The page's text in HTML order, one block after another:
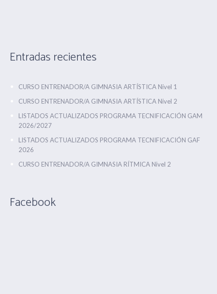
Entradas recientes
CURSO ENTRENADOR/A GIMNASIA ARTÍSTICA Nivel 1
CURSO ENTRENADOR/A GIMNASIA ARTÍSTICA Nivel 2
LISTADOS ACTUALIZADOS PROGRAMA TECNIFICACIÓN GAM
2026/2027
LISTADOS ACTUALIZADOS PROGRAMA TECNIFICACIÓN GAF
2026
CURSO ENTRENADOR/A GIMNASIA RÍTMICA Nivel 2
Facebook